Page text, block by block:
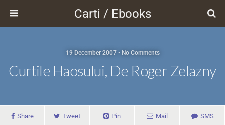
Carti / Ebooks
19 December 2007 • No Comments
Curtile Haosului, De Roger Zelazny
Share Tweet Pin Mail SMS